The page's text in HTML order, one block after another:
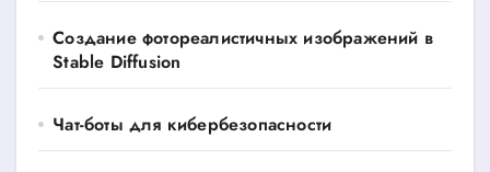
Создание фотореалистичных изображений в
Stable Diffusion
Чат-боты для кибербезопасности